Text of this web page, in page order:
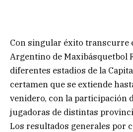
Con singular éxito transcurre
Argentino de Maxibásquetbol
diferentes estadios de la
certamen que se extiende
venidero, con la participación
jugadoras de distintas
Los resultados generales por